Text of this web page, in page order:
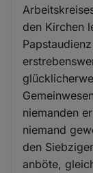
den Kirchen
niemanden
niemand
den
anböte,